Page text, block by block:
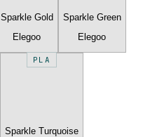
Sparkle Gold
Elegoo
Sparkle Green
Elegoo
PLA
Sparkle Turquoise